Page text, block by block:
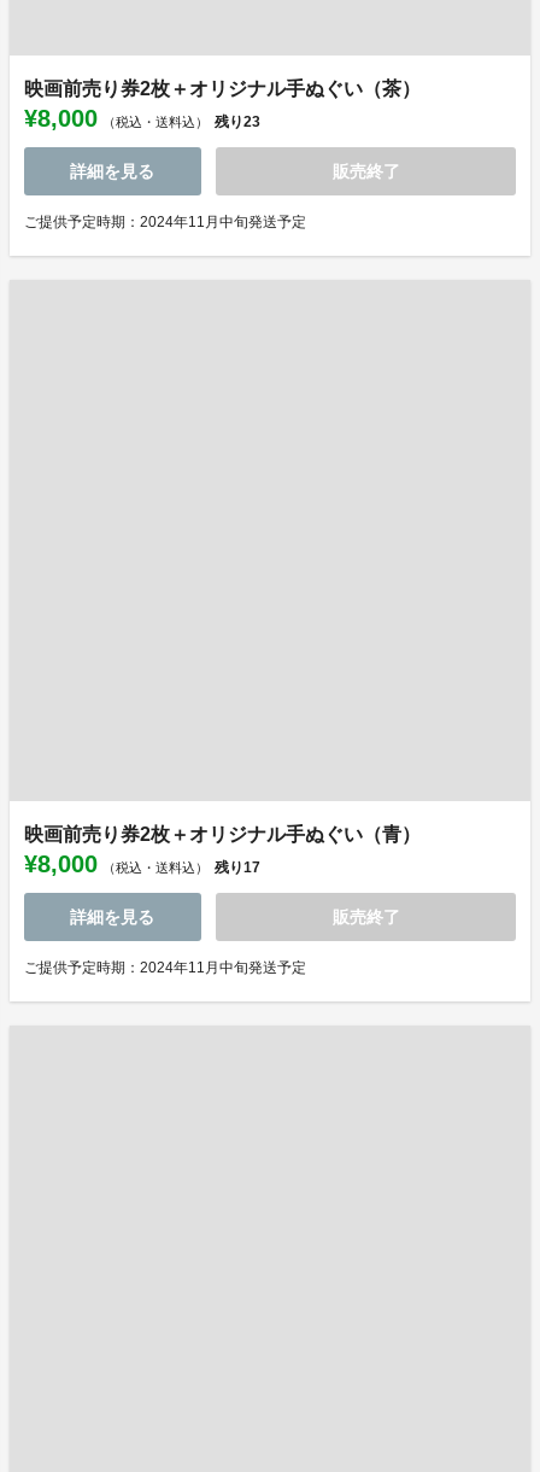
映画前売り券2枚＋オリジナル手ぬぐい（茶）
¥8,000 （税込・送料込） 残り23
詳細を見る 販売終了
ご提供予定時期：2024年11月中旬発送予定
映画前売り券2枚＋オリジナル手ぬぐい（青）
¥8,000 （税込・送料込） 残り17
詳細を見る 販売終了
ご提供予定時期：2024年11月中旬発送予定